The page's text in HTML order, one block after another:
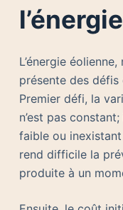
L’énergie
présente des défis
Premier défi, la
n’est pas
faible ou
rend difficile la
produite à un